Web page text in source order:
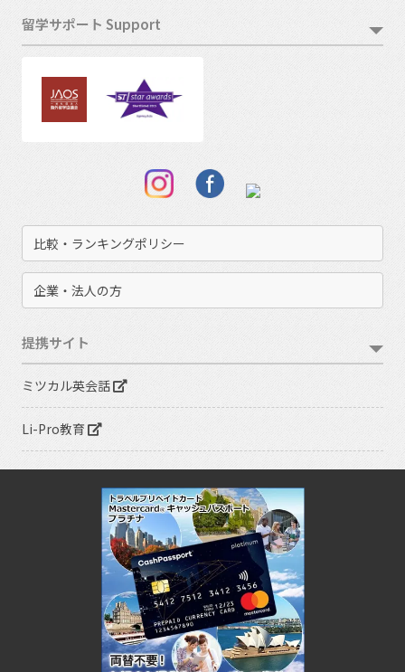
留学サポート Support
比較・ランキングポリシー
企業・法人の方
提携サイト
ミツカル英会話
Li-Pro教育